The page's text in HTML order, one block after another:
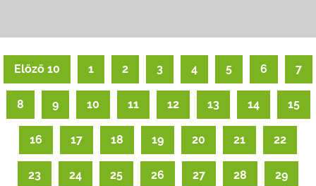
Előző 10 1 2 3 4 5 6 7
8 9 10 11 12 13 14 15
16 17 18 19 20 21 22
23 24 25 26 27 28 29